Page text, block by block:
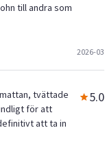
till andra som
2026-03
tvättade
för att
att ta in
5.0